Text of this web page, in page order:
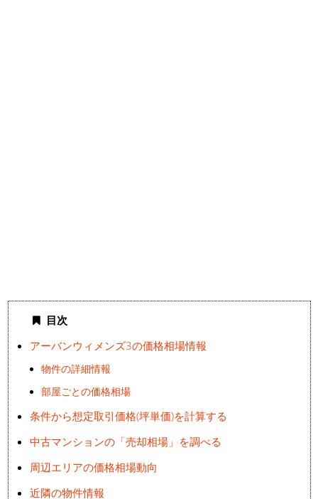
目次
アーバンウィメンズ3の価格相場情報
物件の詳細情報
部屋ごとの価格相場
条件から想定取引価格(坪単価)を計算する
中古マンションの「売却相場」を調べる
周辺エリアの価格相場動向
近隣の物件情報